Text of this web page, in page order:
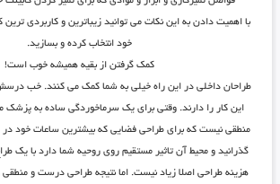
با اهمیت دادن به این نکات می توانید زیباترین و کاربردی ترین
خود انتخاب کرده و بسازید.
کمک گرفتن از بقیه همیشه خوب است!
طراحان داخلی در این راه خیلی به شما کمک می کنند. خب
این کار را دارند. وقتی برای یک سرماخوردگی ساده به پزشک
منطقی نیست که برای طراحی فضایی که بیشترین ساعات خود در
گذرانید و محیط آن تاثیر مستقیم روی روحیه شما دارد با یک
هزینه طراحی اصلا زیاد نیست. اما نتیجه طراحی درست و